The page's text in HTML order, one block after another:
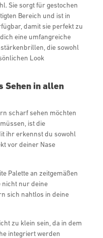
Sie sorgt für gestochen
Bereich und ist in
damit sie perfekt zu
eine umfangreiche
die sowohl
Look
Sehen in allen
scharf sehen möchten
ist die
ihr erkennst du sowohl
vor deiner Nase
Palette an zeitgemäßen
nicht nur deine
sich nahtlos in deine
zu klein sein, da in dem
integriert werden